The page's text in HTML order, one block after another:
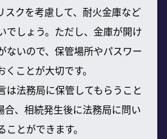
スクを考慮して、耐火金庫など
でしょう。ただし、金庫が開け
ないので、保管場所やパスワー
ことが大切です。
は法務局に保管してもらうこと
合、相続発生後に法務局に問い
とができます。